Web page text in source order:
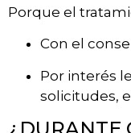
Porque el
Con el
Por interés
solicitudes,